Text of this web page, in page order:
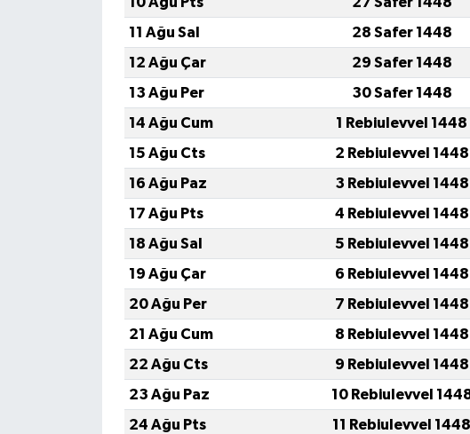
11 Ağu Sal
28 Safer 1448
12 Ağu Çar
29 Safer 1448
13 Ağu Per
30 Safer 1448
14 Ağu Cum
1 Rebiulevvel 1448
15 Ağu Cts
2 Rebiulevvel 1448
16 Ağu Paz
3 Rebiulevvel 1448
17 Ağu Pts
4 Rebiulevvel 1448
18 Ağu Sal
5 Rebiulevvel 1448
19 Ağu Çar
6 Rebiulevvel 1448
20 Ağu Per
7 Rebiulevvel 1448
21 Ağu Cum
8 Rebiulevvel 1448
22 Ağu Cts
9 Rebiulevvel 1448
23 Ağu Paz
10 Rebiulevvel
24 Ağu Pts
11 Rebiulevvel 1448